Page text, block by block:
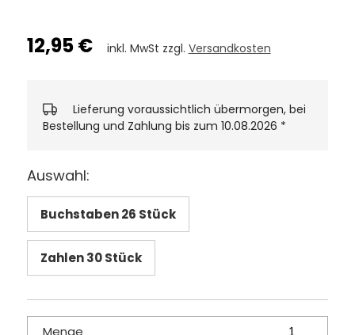
12,95 € inkl. MwSt zzgl. Versandkosten
Lieferung voraussichtlich übermorgen, bei
Bestellung und Zahlung bis zum 10.08.2026 *
Auswahl:
Buchstaben 26 Stück
Zahlen 30 Stück